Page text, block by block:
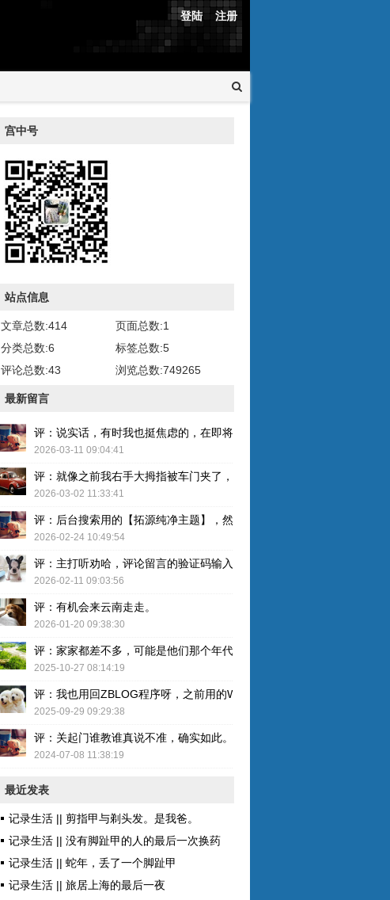
登陆 注册
宫中号
站点信息
文章总数:414
页面总数:1
分类总数:6
标签总数:5
评论总数:43
浏览总数:749265
最新留言
评：说实话，有时我也挺焦虑的，在即将奔五的年纪，健康才是最重要
2026-03-11 09:04:41
评：就像之前我右手大拇指被车门夹了，整个指甲黑了，最后整个指甲
2026-03-02 11:33:41
评：后台搜索用的【拓源纯净主题】，然后简单配图就OK了。
2026-02-24 10:49:54
评：主打听劝哈，评论留言的验证码输入已取消，感谢建议哈！
2026-02-11 09:03:56
评：有机会来云南走走。
2026-01-20 09:38:30
评：家家都差不多，可能是他们那个年代人的特色吧。
2025-10-27 08:14:19
评：我也用回ZBLOG程序呀，之前用的WP还是有点难用的，主要后台
2025-09-29 09:29:38
评：关起门谁教谁真说不准，确实如此。而且现在的女性比较独立了，
2024-07-08 11:38:19
最近发表
记录生活 || 剪指甲与剃头发。是我爸。
记录生活 || 没有脚趾甲的人的最后一次换药
记录生活 || 蛇年，丢了一个脚趾甲
记录生活 || 旅居上海的最后一夜